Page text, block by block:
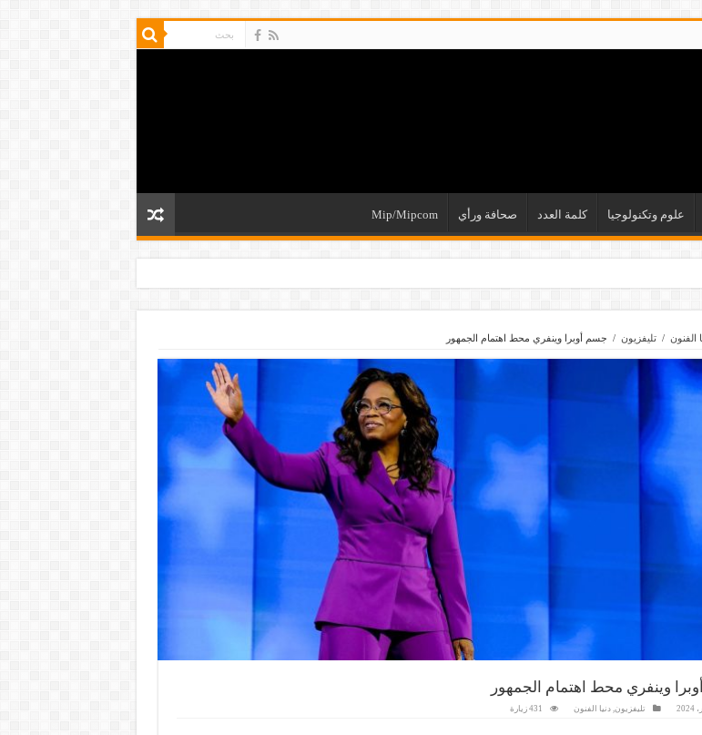
علوم وتكنولوجيا كلمة العدد صحافة ورأي Mip/Mipcom
الفنون / تليفزيون / جسم أوبرا وينفري محط اهتمام الجمهور
وينفري محط اهتمام الجمهور
تليفزيون,دنيا الفنون 431 زيارة